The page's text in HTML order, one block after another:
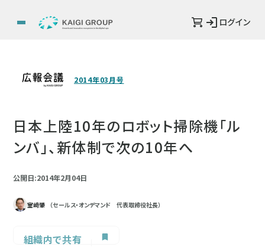
ログイン
2014年03月号
日本上陸10年のロボット掃除機「ル
ンバ」、新体制で次の10年へ
公開日:2014年2月04日
室﨑肇 （セールス・オンデマンド 代表取締役社長）
組織内で共有